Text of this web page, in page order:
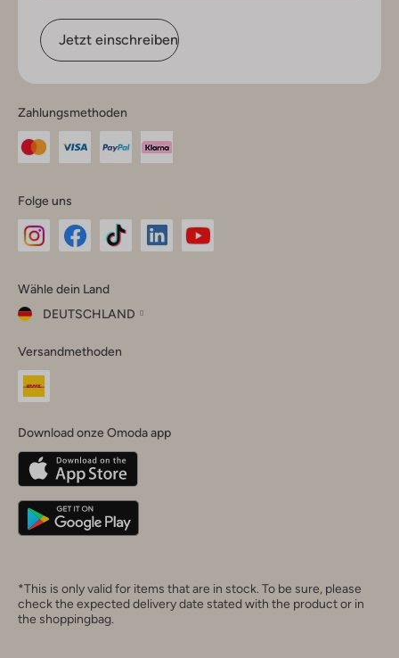
Jetzt einschreiben
Zahlungsmethoden
Folge uns
Instagram
Facebook
TikTok
Wähle dein Land
DEUTSCHLAND
dein
Land
Belgique(Français)
Deutschland
Versandmethoden
Download onze Omoda app
*This is only valid for items that are in stock. To be sure, please
check the expected delivery date stated with the product or in
the shoppingbag.